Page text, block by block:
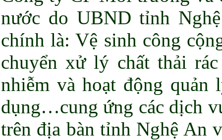
nước do UBND tỉnh
chính là: Vệ sinh công
chuyển xử lý chất thải
nhiễm và hoạt động
dụng…cung ứng các dịch
trên địa bàn tỉnh Nghệ An